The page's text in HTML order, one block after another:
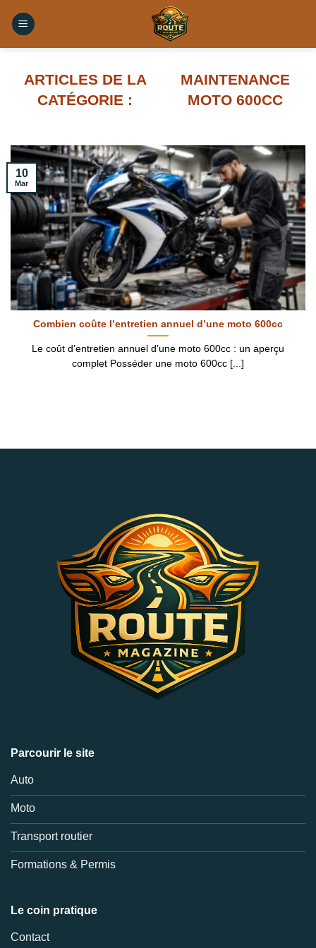
MAINTENANCE
MOTO 600CC
Combien coûte l’entretien annuel d’une moto 600cc
Le coût d’entretien annuel d’une moto 600cc : un aperçu
complet Posséder une moto 600cc [...]
10
Mar
Parcourir le site
Auto
Moto
Transport routier
Formations & Permis
Le coin pratique
Contact